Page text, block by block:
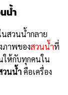
น้ำ
สวนน้ำกลาย
ภาพของสวนน้ำที่
ให้กับทุกคนใน
วนน้ำคือเครื่อง